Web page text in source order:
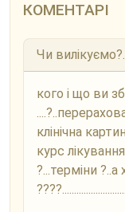
КОМЕНТАРІ
Чи
кого і що ви
клінічна
курс
?...терміни ?..а